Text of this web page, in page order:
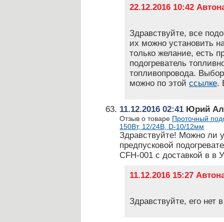
22.12.2016 10:42
Здравствуйте, все
их можно установить
только желание, есть
подогреватель
топливопровода.
можно по этой ссылке.
11.12.2016 02:41 Юрий
Отзыв о товаре Проточный
150Вт, 12/24В, D-10/12мм
Здравствуйте! Можно ли
предпусковой
CFH-001 с доставкой в в
11.12.2016 15:27
Здравствуйте, его нет